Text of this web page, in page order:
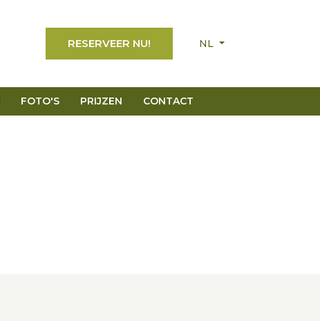
RESERVEER NU! NL
FOTO'S PRIJZEN CONTACT